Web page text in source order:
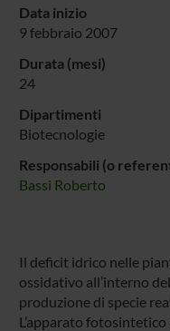
Data inizio
9 febbraio 2007
Durata (mesi)
24
Dipartimenti
Biotecnologie
Responsabili (o
Bassi Roberto
Il deficit idrico nelle
ossidativo all’interno
produzione di specie
L’apparato